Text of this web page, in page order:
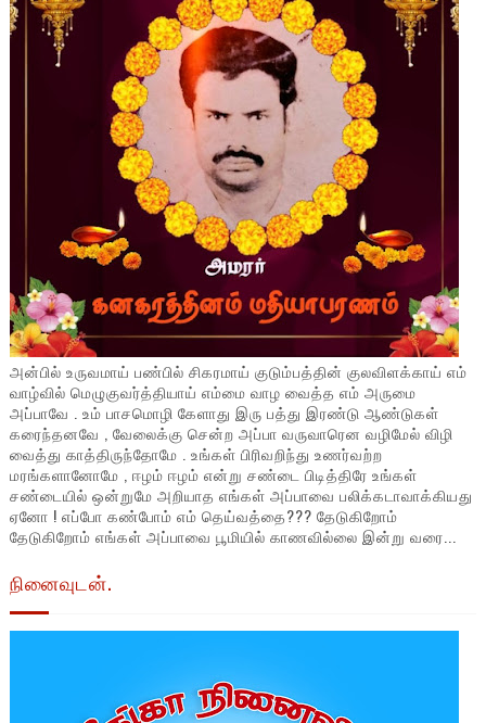
அன்பில் உருவமாய் பண்பில் சிகரமாய் குடும்பத்தின் குலவிளக்காய் எம்
வாழ்வில் மெழுகுவர்த்தியாய் எம்மை வாழ வைத்த எம் அருமை
அப்பாவே . உம் பாசமொழி கேளாது இரு பத்து இரண்டு ஆண்டுகள்
கரைந்தனவே , வேலைக்கு சென்ற அப்பா வருவாரென வழிமேல் விழி
வைத்து காத்திருந்தோமே . உங்கள் பிரிவறிந்து உணர்வற்ற
மரங்களானோமே , ஈழம் ஈழம் என்று சண்டை பிடித்திரே உங்கள்
சண்டையில் ஒன்றுமே அறியாத எங்கள் அப்பாவை பலிக்கடாவாக்கியது
ஏனோ ! எப்போ கண்போம் எம் தெய்வத்தை??? தேடுகிறோம்
தேடுகிறோம் எங்கள் அப்பாவை பூமியில் காணவில்லை இன்று வரை...
நினைவுடன்.